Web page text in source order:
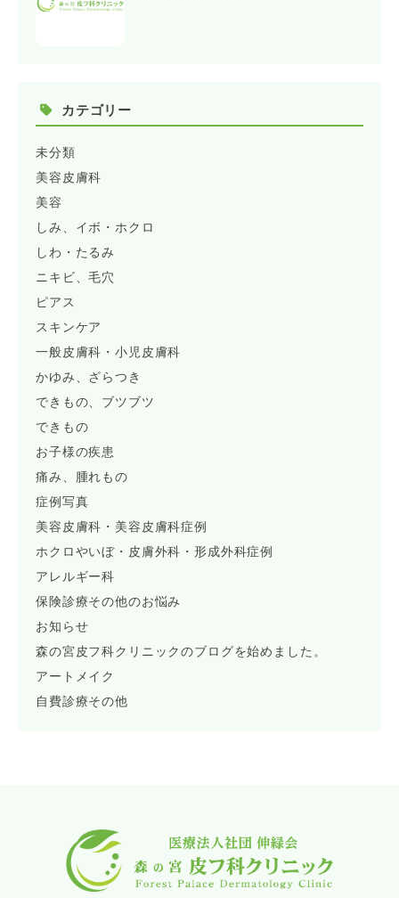
カテゴリー
未分類
美容皮膚科
美容
しみ、イボ・ホクロ
しわ・たるみ
ニキビ、毛穴
ピアス
スキンケア
一般皮膚科・小児皮膚科
かゆみ、ざらつき
できもの、ブツブツ
できもの
お子様の疾患
痛み、腫れもの
症例写真
美容皮膚科・美容皮膚科症例
ホクロやいぼ・皮膚外科・形成外科症例
アレルギー科
保険診療その他のお悩み
お知らせ
森の宮皮フ科クリニックのブログを始めました。
アートメイク
自費診療その他